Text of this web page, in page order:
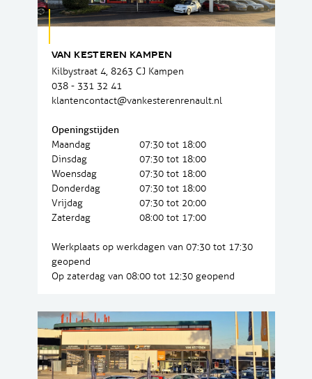
VAN KESTEREN KAMPEN
Kilbystraat 4, 8263 CJ Kampen
038 - 331 32 41
klantencontact@vankesterenrenault.nl
Openingstijden
Maandag
07:30 tot 18:00
Dinsdag
07:30 tot 18:00
Woensdag
07:30 tot 18:00
Donderdag
07:30 tot 18:00
Vrijdag
07:30 tot 20:00
Zaterdag
08:00 tot 17:00
Werkplaats op werkdagen van 07:30 tot 17:30
geopend
Op zaterdag van 08:00 tot 12:30 geopend